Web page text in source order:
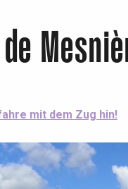
mit dem Zug hin!